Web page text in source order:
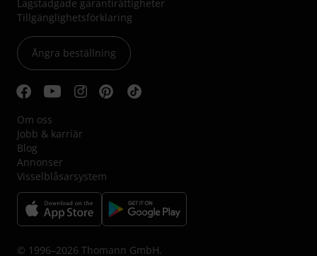
Lagstadgade garantirättigheter
Tillgänglighetsförklaring
Ångra beställning
Om oss
Jobb & karriär
Blog
Annonser
Visselblåsarsystem
© 1996–2026 Thomann GmbH.